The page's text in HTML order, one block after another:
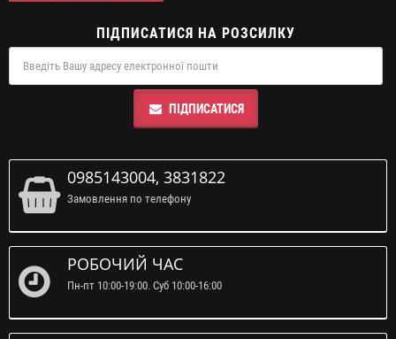
ПІДПИСАТИСЯ НА РОЗСИЛКУ
ПІДПИСАТИСЯ
0985143004, 3831822
Замовлення по телефону
РОБОЧИЙ ЧАС
Пн-пт 10:00-19:00. Суб 10:00-16:00